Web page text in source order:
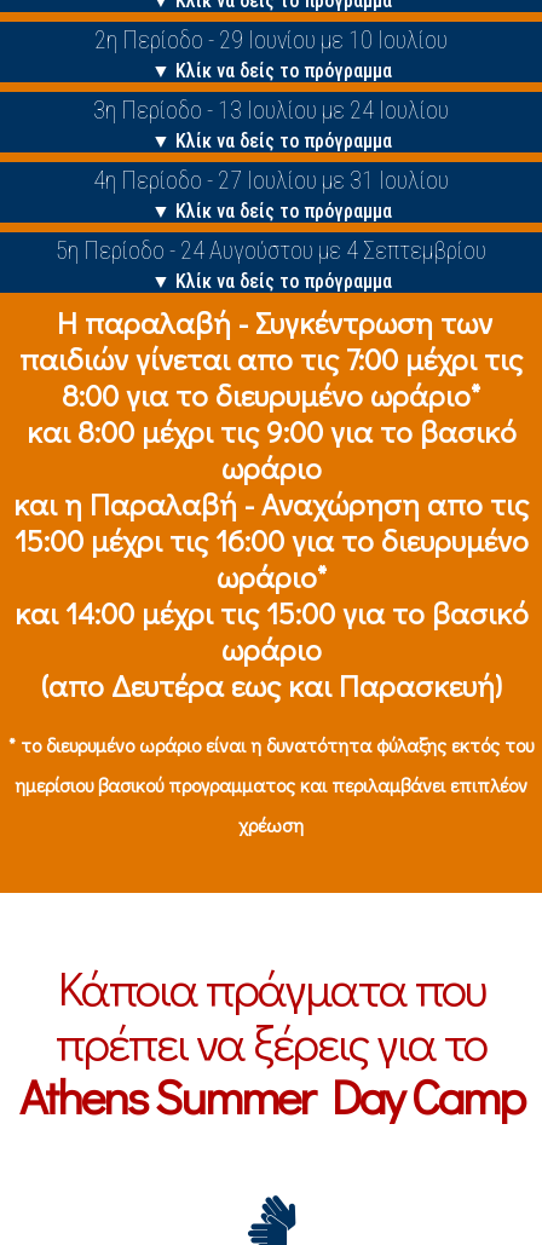
2η Περίοδο - 29 Ιουνίου με 10 Ιουλίου
▼ Κλίκ να δείς το πρόγραμμα
3η Περίοδο - 13 Ιουλίου με 24 Ιουλίου
▼ Κλίκ να δείς το πρόγραμμα
4η Περίοδο - 27 Ιουλίου με 31 Ιουλίου
▼ Κλίκ να δείς το πρόγραμμα
5η Περίοδο - 24 Αυγούστου με 4 Σεπτεμβρίου
▼ Κλίκ να δείς το πρόγραμμα
Η παραλαβή - Συγκέντρωση των
παιδιών γίνεται απο τις 7:00 μέχρι τις
8:00 για το διευρυμένο ωράριο*
και 8:00 μέχρι τις 9:00 για το βασικό
ωράριο
και η Παραλαβή - Αναχώρηση απο τις
15:00 μέχρι τις 16:00 για το διευρυμένο
ωράριο*
και 14:00 μέχρι τις 15:00 για το βασικό
ωράριο
(απο Δευτέρα εως και Παρασκευή)
* το διευρυμένο ωράριο είναι η δυνατότητα φύλαξης εκτός του
ημερίσιου βασικού προγραμματος και περιλαμβάνει επιπλέον
χρέωση
Κάποια πράγματα που
πρέπει να ξέρεις για το
Athens Summer Day Camp